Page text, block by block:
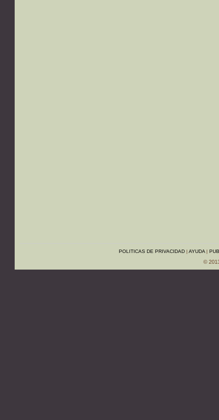
POLITICAS DE PRIVACIDAD| AYUDA|
©